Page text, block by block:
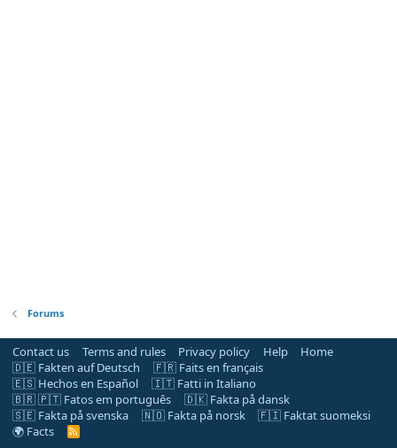
Forums
Contact us Terms and rules Privacy policy Help
Home
🇩🇪 Fakten auf Deutsch
🇫🇷 Faits en français
🇪🇸 Hechos en Español
🇮🇹 Fatti in Italiano
🇧🇷 🇵🇹 Fatos em português
🇩🇰 Fakta på dansk
🇸🇪 Fakta på svenska
🇳🇴 Fakta på norsk
🇫🇮 Faktat suomeksi
🌍 Facts
R